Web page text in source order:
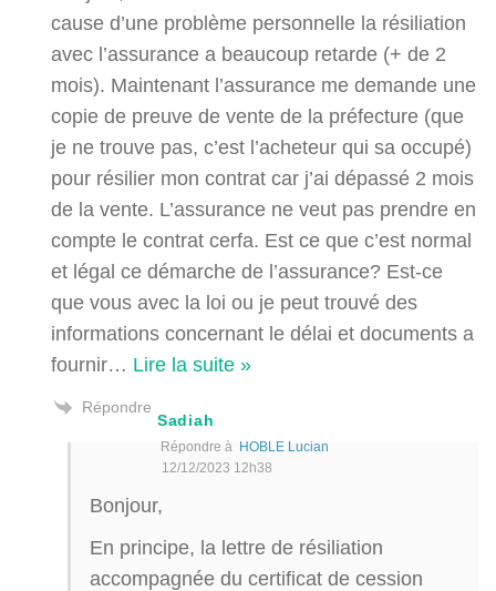
cause d’une problème personnelle la résiliation
avec l’assurance a beaucoup retarde (+ de 2
mois). Maintenant l’assurance me demande une
copie de preuve de vente de la préfecture (que
je ne trouve pas, c’est l’acheteur qui sa occupé)
pour résilier mon contrat car j’ai dépassé 2 mois
de la vente. L’assurance ne veut pas prendre en
compte le contrat cerfa. Est ce que c’est normal
et légal ce démarche de l’assurance? Est-ce
que vous avec la loi ou je peut trouvé des
informations concernant le délai et documents a
fournir… Lire la suite »
Répondre
Sadiah
Répondre à HOBLE Lucian
12/12/2023 12h38
Bonjour,
En principe, la lettre de résiliation
accompagnée du certificat de cession